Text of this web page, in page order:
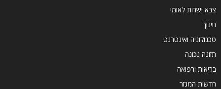
צבא ושרות לאומי
חינוך
טכנולוגיה ואינטרנט
תזונה נכונה
בריאות ורפואה
חדשות המגזר